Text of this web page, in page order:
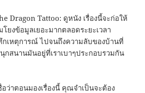
Dragon Tattoo: ดูหนัง เรื่องนี้จะก่อให้
โยงข้อมูลเยอะมากตลอดระยะเวลา
กเหตุการณ์ ไปจนถึงความลับของบ้านที่
กสนานมันอยู่ที่เราเบาๆประกอบรวมกัน
อว่าตอนมองเรื่องนี้ คุณจำเป็นจะต้อง